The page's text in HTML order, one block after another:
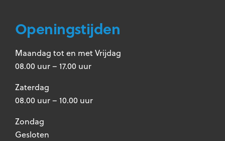
Openingstijden
Maandag tot en met Vrijdag
08.00 uur – 17.00 uur
Zaterdag
08.00 uur – 10.00 uur
Zondag
Gesloten